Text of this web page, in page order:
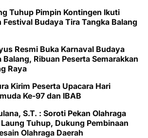
Tuhup Pimpin Kontingen Ikuti
Festival Budaya Tira Tangka Balang
Resmi Buka Karnaval Budaya
Balang, Ribuan Peserta Semarakkan
Raya
Kirim Peserta Upacara Hari
Ke-97 dan IBAB
S.T. : Soroti Pekan Olahraga
Tuhup, Dukung Pembinaan
Olahraga Daerah